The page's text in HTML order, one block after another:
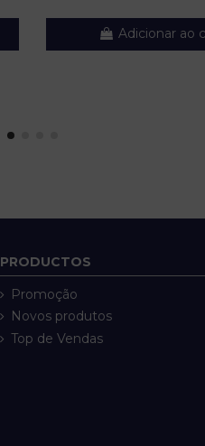
Adicionar ao
PRODUCTOS
Promoção
Novos produtos
Top de Vendas